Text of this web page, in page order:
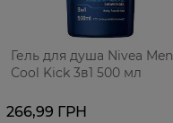
Гель для душа Nivea Men
Сool Kick 3в1 500 мл
266,99 ГРН